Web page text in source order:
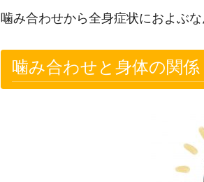
噛み合わせから全身症状におよぶ
噛み合わせと身体の関係